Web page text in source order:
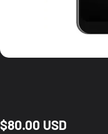
Precio normal
$80.00 USD